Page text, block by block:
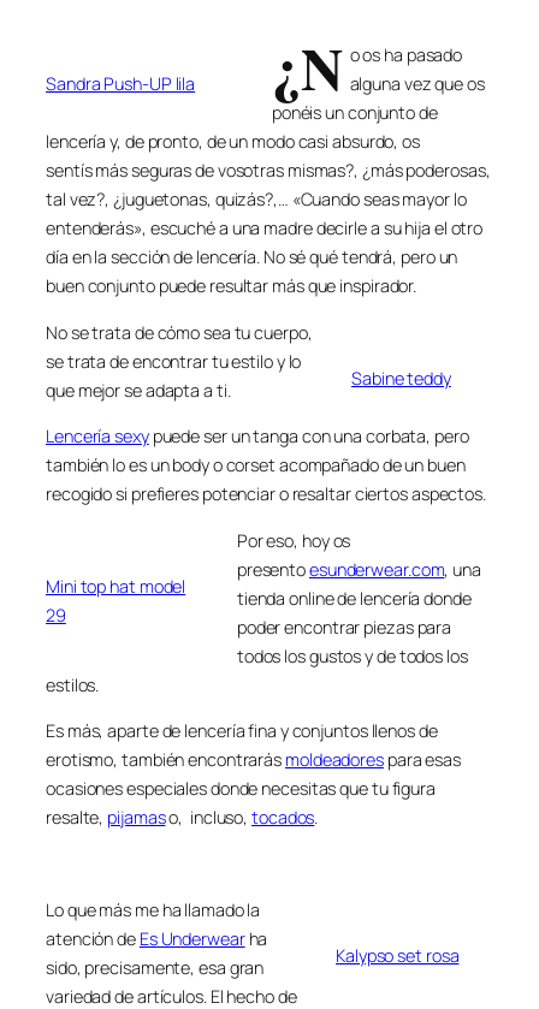
Sandra Push-UP lila ¿N o os ha pasado
alguna vez que os
ponéis un conjunto de
lencería y, de pronto, de un modo casi absurdo, os
sentís más seguras de vosotras mismas?, ¿más poderosas,
tal vez?, ¿juguetonas, quizás?,… «Cuando seas mayor lo
entenderás», escuché a una madre decirle a su hija el otro
día en la sección de lencería. No sé qué tendrá, pero un
buen conjunto puede resultar más que inspirador.
Sabine teddy
No se trata de cómo sea tu cuerpo,
se trata de encontrar tu estilo y lo
que mejor se adapta a ti.
Lencería sexypuede ser un tanga con una corbata, pero
también lo es un body o corset acompañado de un buen
recogido si prefieres potenciar o resaltar ciertos aspectos.
Mini top hat model
29
Por eso, hoy os
presentoesunderwear.com, una
tienda online de lencería donde
poder encontrar piezas para
todos los gustos y de todos los
estilos.
Es más, aparte de lencería fina y conjuntos llenos de
erotismo, también encontrarás moldeadorespara esas
ocasiones especiales donde necesitas que tu figura
resalte, pijamaso, incluso,tocados.
Kalypso set rosa
Lo que más me ha llamado la
atención de Es Underwearha
sido, precisamente, esa gran
variedad de artículos. El hecho de